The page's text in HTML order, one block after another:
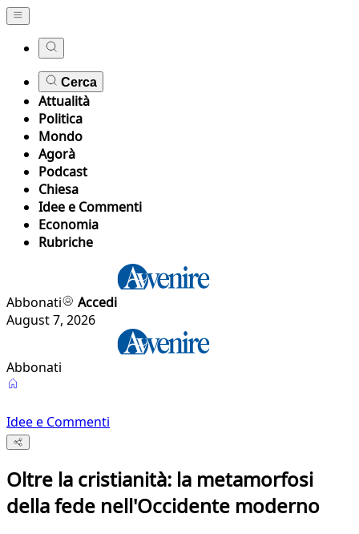
Cerca
Attualità
Politica
Mondo
Agorà
Podcast
Chiesa
Idee e Commenti
Economia
Rubriche
Abbonati
Accedi
August 7, 2026
Abbonati
Idee e Commenti
Oltre la cristianità: la metamorfosi
della fede nell'Occidente moderno